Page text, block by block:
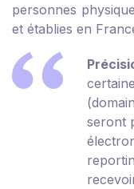
personnes
et établies en
seront